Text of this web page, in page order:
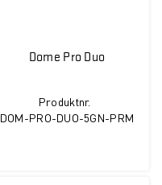
Dome Pro Duo
Produktnr.
DOM-PRO-DUO-5GN-PRM